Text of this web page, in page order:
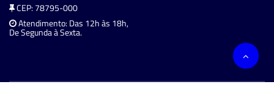
CEP: 78795-000
Atendimento: Das 12h às 18h,
De Segunda à Sexta.